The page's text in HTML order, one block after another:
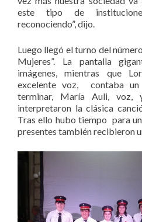
este tipo de
reconociendo”, dijo.
Luego llegó el turno del
Mujeres”. La pantalla
imágenes, mientras que
excelente voz, contaba un
terminar, María Auli, voz,
interpretaron la clásica
Tras ello hubo tiempo para
presentes también recibieron